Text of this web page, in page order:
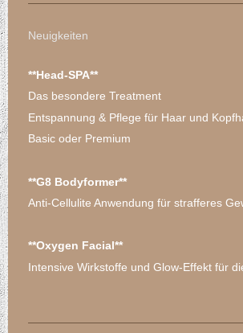
Neuigkeiten
**Head-SPA**
Das besondere Treatment
Entspannung & Pflege für Haar und
Basic oder Premium
**G8 Bodyformer**
Anti-Cellulite Anwendung für strafferes
**Oxygen Facial**
Intensive Wirkstoffe und Glow-Effekt für